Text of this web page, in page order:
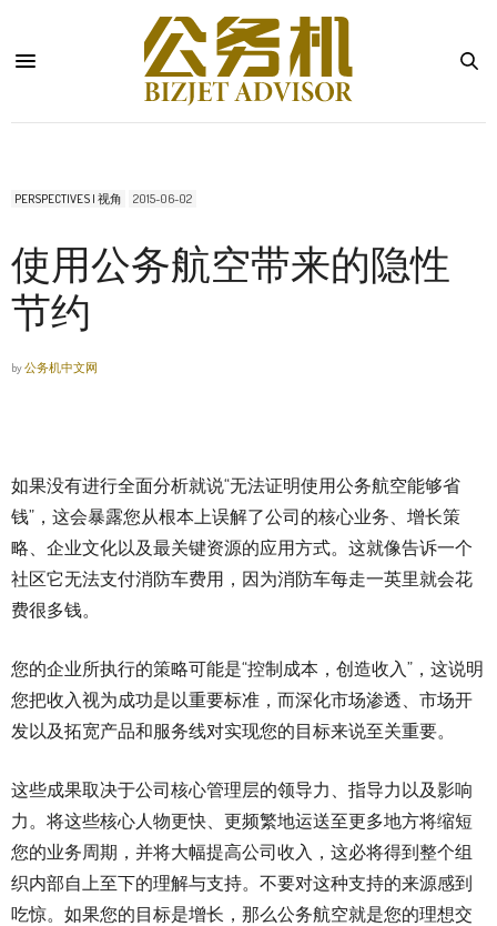
PERSPECTIVES | 视角 2015-06-02
使用公务航空带来的隐性
节约
by公务机中文网
如果没有进行全面分析就说“无法证明使用公务航空能够省
钱”，这会暴露您从根本上误解了公司的核心业务、增长策
略、企业文化以及最关键资源的应用方式。这就像告诉一个
社区它无法支付消防车费用，因为消防车每走一英里就会花
费很多钱。
您的企业所执行的策略可能是“控制成本，创造收入”，这说明
您把收入视为成功是以重要标准，而深化市场渗透、市场开
发以及拓宽产品和服务线对实现您的目标来说至关重要。
这些成果取决于公司核心管理层的领导力、指导力以及影响
力。将这些核心人物更快、更频繁地运送至更多地方将缩短
您的业务周期，并将大幅提高公司收入，这必将得到整个组
织内部自上至下的理解与支持。不要对这种支持的来源感到
吃惊。如果您的目标是增长，那么公务航空就是您的理想交